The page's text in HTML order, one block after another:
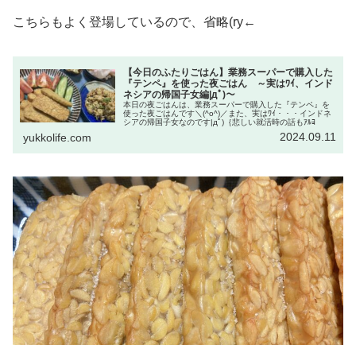
こちらもよく登場しているので、省略(ry←
【今日のふたりごはん】業務スーパーで購入した
『テンペ』を使った夜ごはん ～実はﾜｲ、インド
ネシアの帰国子女編|дﾟ)～
本日の夜ごはんは、業務スーパーで購入した『テンペ』を
使った夜ごはんです＼(^o^)／また、実はﾜｲ・・・インドネ
シアの帰国子女なのです|дﾟ)｛悲しい就活時の話もｱﾙﾖ
yukkolife.com 2024.09.11